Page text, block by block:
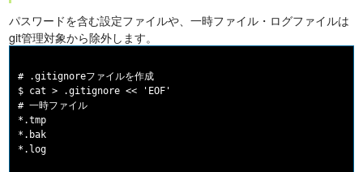
パスワードを含む設定ファイルや、一時ファイル・ログファイルは
git管理対象から除外します。
# .gitignoreファイルを作成
$ cat > .gitignore << 'EOF'
# 一時ファイル
*.tmp
*.bak
*.log